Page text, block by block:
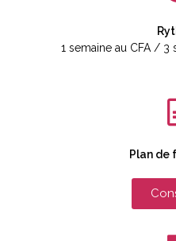
1 semaine au CFA / 3
Plan de